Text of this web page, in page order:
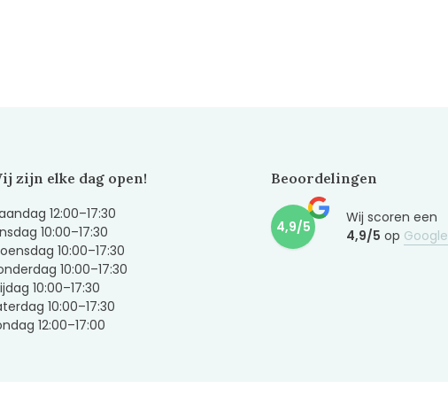
zijn elke dag open!
12:00–17:30
10:00–17:30
10:00–17:30
10:00–17:30
10:00–17:30
10:00–17:30
12:00–17:00
Beoordelingen
4,9/5
Wij scoren een
4,9/5 op Google